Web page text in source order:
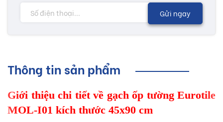
Gửi ngay
Thông tin sản phẩm
Giới thiệu chi tiết về gạch ốp tường Eurotile
MOL-I01 kích thước 45x90 cm